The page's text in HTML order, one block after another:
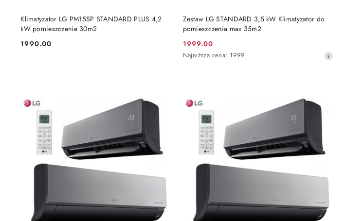
Klimatyzator LG PM15SP STANDARD PLUS 4,2
kW pomieszczenie 30m2
Cena:
1990.00
BRAK TOWARU
Zestaw LG STANDARD 3,5 kW Klimatyzator do
pomieszczenia max 35m2
Cena
promocyjna:
1999.00
Najniższa
przed
obniżką
Najniższa cena: 1999
BRAK TOWARU